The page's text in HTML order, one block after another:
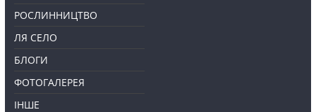
РОСЛИННИЦТВО
ЛЯ СЕЛО
БЛОГИ
ФОТОГАЛЕРЕЯ
ІНШЕ